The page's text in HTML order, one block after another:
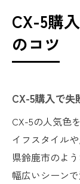
CX-5購
のコツ
CX-5購入で失
CX-5の人気色
イフスタイル
県鈴鹿市のよ
幅広いシーン